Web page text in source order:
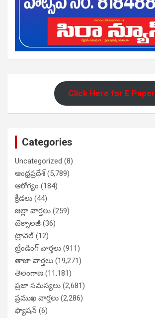
Click Here for E Paper
Categories
Uncategorized (8)
ఆంధ్రప్రదేశ్(5,789)
ఆరోగ్యం (184)
క్రీడలు (44)
జిల్లా వార్తలు (259)
టెక్నాలజీ (36)
ట్రావెల్(12)
ట్రేండింగ్ వార్తలు (911)
తాజా వార్తలు (19,271)
తెలంగాణ (11,181)
ప్రజా సమస్యలు (2,681)
ప్రముఖ వార్తలు (2,286)
ఫ్యాషన్ (6)